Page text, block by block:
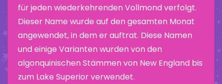
für jeden wiederkehrenden Vollmond verfolgt.
Dieser Name wurde auf den gesamten Monat
angewendet, in dem er auftrat. Diese Namen
und einige Varianten wurden von den
algonquinischen Stämmen von New England bis
zum Lake Superior verwendet.